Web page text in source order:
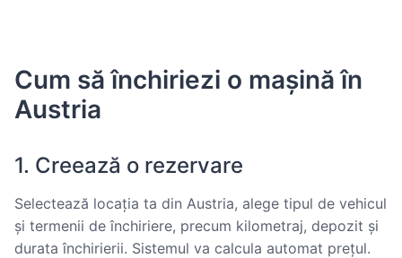
Cum să închiriezi o mașină în
Austria
1. Creează o rezervare
Selectează locația ta din Austria, alege tipul de vehicul
și termenii de închiriere, precum kilometraj, depozit și
durata închirierii. Sistemul va calcula automat prețul.